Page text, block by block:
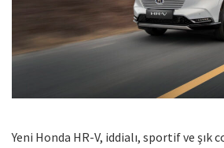
Yeni Honda HR-V, iddialı, sportif ve şık